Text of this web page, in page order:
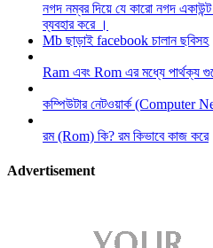
নগদ নম্বর দিয়ে যে কারো নগদ
ব্যবহার করে ।
Mb ছাড়াই facebook চালান ছবিসহ
Ram এবং Rom এর মধ্যে পার্থক্য
কম্পিউটার নেটওয়ার্ক (Computer
রম (Rom) কি? রম কিভাবে কাজ করে
Advertisement